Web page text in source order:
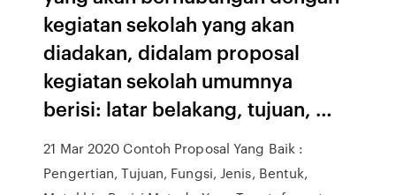
kegiatan sekolah yang akan
diadakan, didalam proposal
kegiatan sekolah umumnya
berisi: latar belakang, tujuan, …
21 Mar 2020 Contoh Proposal Yang Baik :
Pengertian, Tujuan, Fungsi, Jenis, Bentuk,